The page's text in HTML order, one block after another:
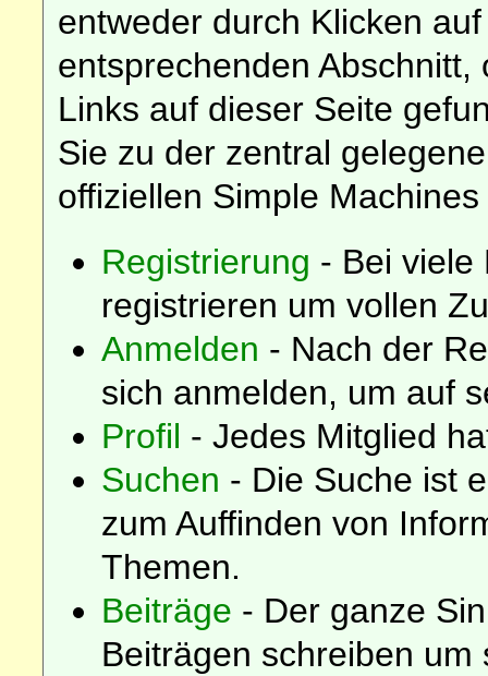
entweder durch Klicken
entsprechenden
Links auf dieser Seite
Sie zu der zentral
offiziellen Simple
Registrierung - Bei viele
registrieren um vollen
Anmelden - Nach der
sich anmelden, um auf
Profil - Jedes Mitglied
Suchen - Die Suche ist
zum Auffinden von
Themen.
Beiträge - Der ganze
Beiträgen schreiben